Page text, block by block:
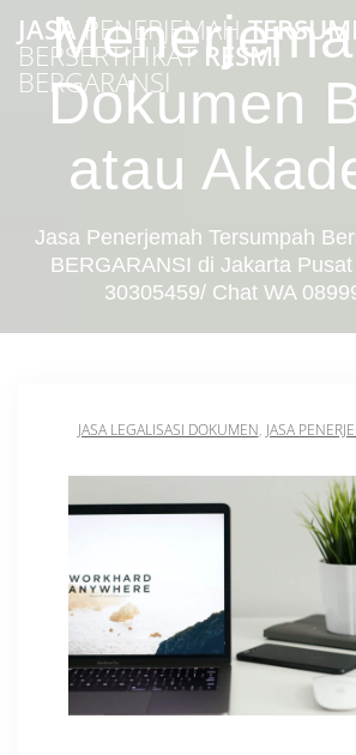
to
content
JASAPENERJEMAH
BERSERTIFIKATRESMI
BERGARANSI
Dokumen
atau
Jasa Penerjemah Tersumpah
BERGARANSI di Jakarta
30305459/ Chat WA
JASA LEGALISASI DOKUMEN, JASA